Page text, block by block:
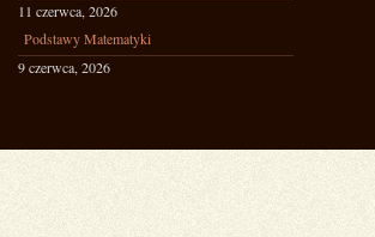
11 czerwca, 2026
Podstawy Matematyki
9 czerwca, 2026